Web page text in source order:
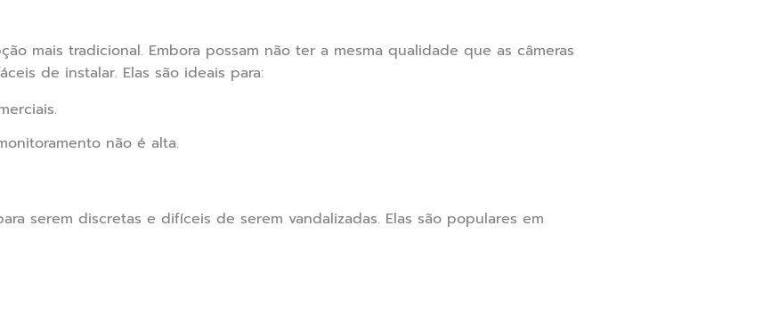
mais tradicional. Embora possam não ter a mesma qualidade que as câmeras
de instalar. Elas são ideais para:
não é alta.
serem discretas e difíceis de serem vandalizadas. Elas são populares em